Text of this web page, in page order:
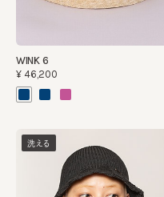
WINK 6
¥46,200
洗える